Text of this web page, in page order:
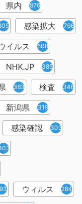
県内 976
感染拡大 766
イルス 508
NHK.JP 385
363 検査 346
新潟県 319
感染確認 303
ウィルス 284